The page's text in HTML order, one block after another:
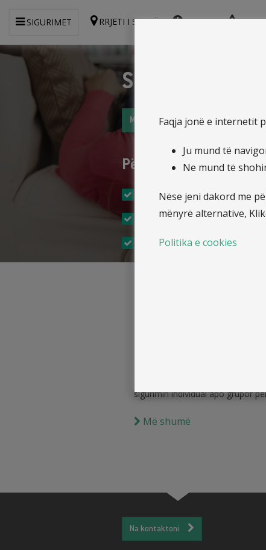
SIGURIMET RRJETI I SHITJËS ANKESA
Sigurimi nga
Merre ofertën më të mirë online
Përzgjedh njërën
Sigurime për punëtore
Sigurime për fëmijë dhe
Sigurime për studentë
sigurimin individual apo grupor
Më shumë
Na kontaktoni
Faqja jonë e internetit
Ju mund të
Ne mund të
Nëse jeni dakord me
mënyrë alternative,
Politika e cookies